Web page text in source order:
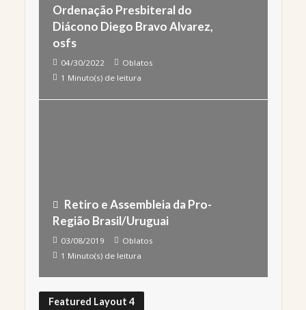
Ordenação Presbiteral do
Diácono Diego Bravo Alvarez,
osfs
04/30/2022
Oblatos
1 Minuto(s) de leitura
Retiro e Assembleia da Pro-
Região Brasil/Uruguai
03/08/2019
Oblatos
1 Minuto(s) de leitura
Featured Layout 4